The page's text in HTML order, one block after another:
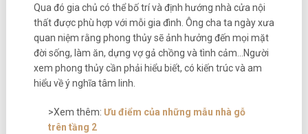
Qua đó gia chủ có thể bố trí và định hướng nhà cửa nội
thất được phù hợp với mỗi gia đình. Ông cha ta ngày xưa
quan niệm rằng phong thủy sẽ ảnh hưởng đến mọi mặt
đời sống, làm ăn, dựng vợ gả chồng và tình cảm…Người
xem phong thủy cần phải hiểu biết, có kiến trúc và am
hiểu về ý nghĩa tâm linh.
>Xem thêm: Ưu điểm của những mẫu nhà gỗ
trên tầng 2